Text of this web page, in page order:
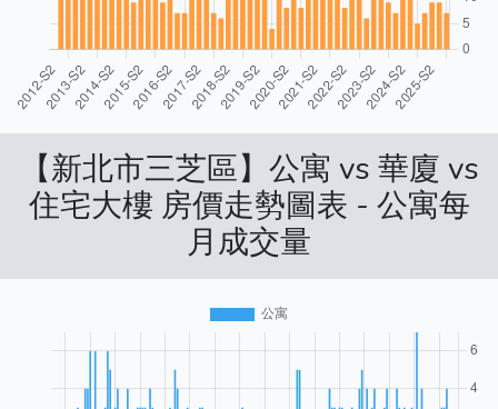
【新北市三芝區】公寓 vs 華廈 vs
住宅大樓 房價走勢圖表 - 公寓每
月成交量